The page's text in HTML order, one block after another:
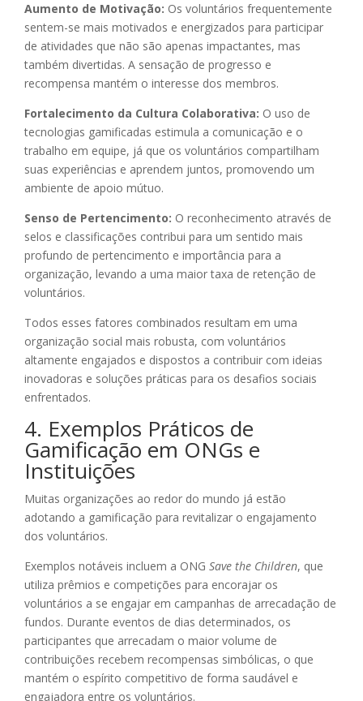
Aumento de Motivação: Os voluntários frequentemente
sentem-se mais motivados e energizados para participar
de atividades que não são apenas impactantes, mas
também divertidas. A sensação de progresso e
recompensa mantém o interesse dos membros.
Fortalecimento da Cultura Colaborativa: O uso de
tecnologias gamificadas estimula a comunicação e o
trabalho em equipe, já que os voluntários compartilham
suas experiências e aprendem juntos, promovendo um
ambiente de apoio mútuo.
Senso de Pertencimento: O reconhecimento através de
selos e classificações contribui para um sentido mais
profundo de pertencimento e importância para a
organização, levando a uma maior taxa de retenção de
voluntários.
Todos esses fatores combinados resultam em uma
organização social mais robusta, com voluntários
altamente engajados e dispostos a contribuir com ideias
inovadoras e soluções práticas para os desafios sociais
enfrentados.
4. Exemplos Práticos de
Gamificação em ONGs e
Instituições
Muitas organizações ao redor do mundo já estão
adotando a gamificação para revitalizar o engajamento
dos voluntários.
Exemplos notáveis incluem a ONG Save the Children, que
utiliza prêmios e competições para encorajar os
voluntários a se engajar em campanhas de arrecadação de
fundos. Durante eventos de dias determinados, os
participantes que arrecadam o maior volume de
contribuições recebem recompensas simbólicas, o que
mantém o espírito competitivo de forma saudável e
engajadora entre os voluntários.